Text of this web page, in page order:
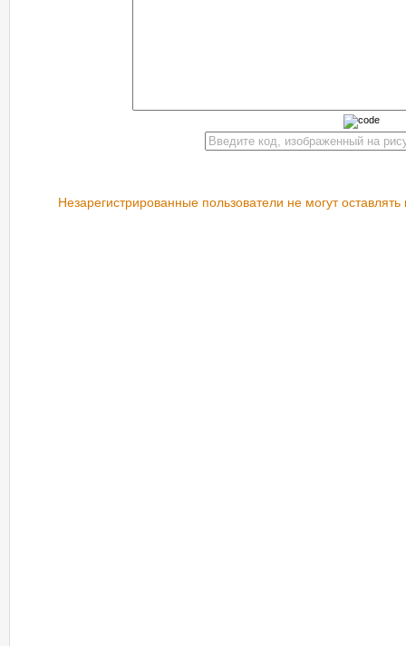
Незарегистрированные пользователи не могут